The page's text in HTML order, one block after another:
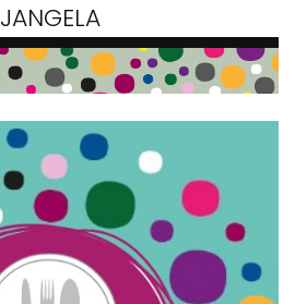
JANGELA